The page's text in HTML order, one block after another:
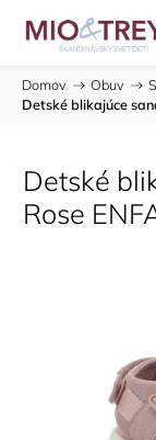
Domov / Obuv /
Detské blikajúce
Detské
Rose